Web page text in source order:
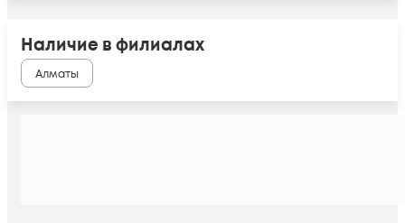
Наличие в филиалах
Алматы